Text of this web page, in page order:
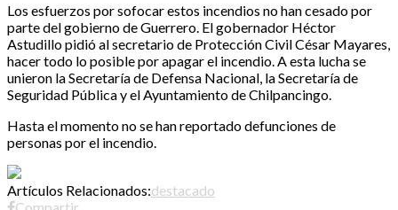
Los esfuerzos por sofocar estos incendios no han cesado por
parte del gobierno de Guerrero. El gobernador Héctor
Astudillo pidió al secretario de Protección Civil César Mayares,
hacer todo lo posible por apagar el incendio. A esta lucha se
unieron la Secretaría de Defensa Nacional, la Secretaría de
Seguridad Pública y el Ayuntamiento de Chilpancingo.
Hasta el momento no se han reportado defunciones de
personas por el incendio.
Artículos Relacionados:destacado
Compartir